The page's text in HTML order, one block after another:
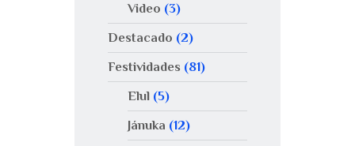
Video (3)
Destacado (2)
Festividades (81)
Elul(5)
Jánuka (12)